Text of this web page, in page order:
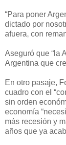
“Para poner
dictado por
afuera, con
Aseguró que “la
Argentina que
En otro pasaje,
cuadro con el
sin orden
economía
más recesión y
años que ya